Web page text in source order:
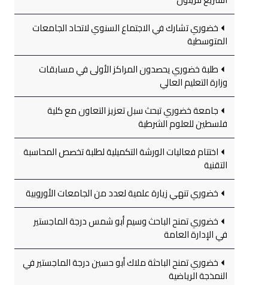
خضوري تشارك في الاجتماع السنوي لاتحاد الجامعات
المتوسطية
طلبة خضوري يحصدون المراكز الأولى في مسابقات
وزارة التعليم العالي
جامعة خضوري تبحث سبل تعزيز التعاون مع كلية
فلسطين للعلوم الشرطية
اختتام فعاليات الورشة التكميلية لطلبة تخصص المحاسبة
التقنية
خضوري تنهي زيارة علمية لعدد من الجامعات الأوروبية
خضوري تمنح الباحث وسيم أبو شمس درجة الماجستير
في الإدارة العامة
خضوري تمنح الباحثة ملاك أبو حسين درجة الماجستير في
النمذجة الرياضية